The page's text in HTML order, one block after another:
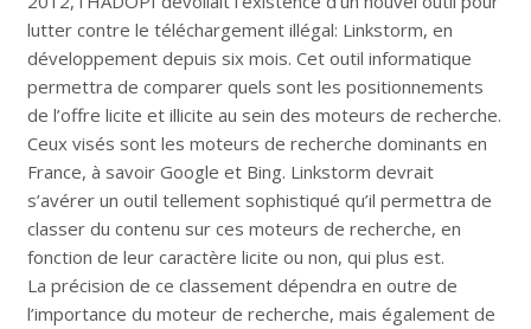
lutter contre le téléchargement illégal: Linkstorm, en
développement depuis six mois. Cet outil informatique
permettra de comparer quels sont les positionnements
de l’offre licite et illicite au sein des moteurs de recherche.
Ceux visés sont les moteurs de recherche dominants en
France, à savoir Google et Bing. Linkstorm devrait
s’avérer un outil tellement sophistiqué qu’il permettra de
classer du contenu sur ces moteurs de recherche, en
fonction de leur caractère licite ou non, qui plus est.
La précision de ce classement dépendra en outre de
l’importance du moteur de recherche, mais également de